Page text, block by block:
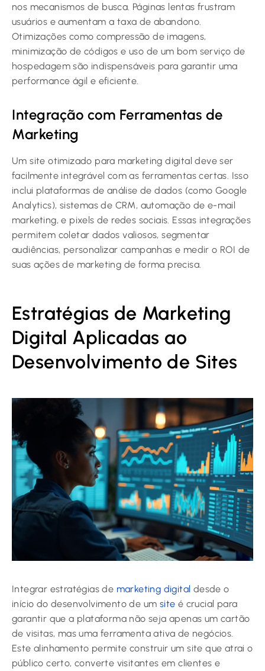
nos mecanismos de busca. Páginas lentas frustram
usuários e aumentam a taxa de abandono.
Otimizações como compressão de imagens,
minimização de códigos e uso de um bom serviço de
hospedagem são indispensáveis para garantir uma
performance ágil e eficiente.
Integração com Ferramentas de
Marketing
Um site otimizado para marketing digital deve ser
facilmente integrável com as ferramentas certas. Isso
inclui plataformas de análise de dados (como Google
Analytics), sistemas de CRM, automação de e-mail
marketing, e pixels de redes sociais. Essas integrações
permitem coletar dados valiosos, segmentar
audiências, personalizar campanhas e medir o ROI de
suas ações de marketing de forma precisa.
Estratégias de Marketing
Digital Aplicadas ao
Desenvolvimento de Sites
Integrar estratégias de marketing digital desde o
início do desenvolvimento de um site é crucial para
garantir que a plataforma não seja apenas um cartão
de visitas, mas uma ferramenta ativa de negócios.
Este alinhamento permite construir um site que atrai o
público certo, converte visitantes em clientes e